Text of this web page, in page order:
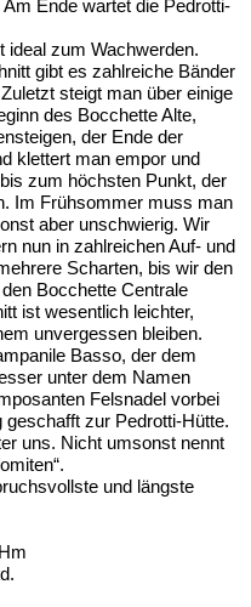
Ende wartet die Pedrotti-
ideal zum Wachwerden.
gibt es zahlreiche Bänder
steigt man über einige
des Bocchette Alte,
der Ende der
klettert man empor und
zum höchsten Punkt, der
Im Frühsommer muss man
aber unschwierig. Wir
nun in zahlreichen Auf- und
Scharten, bis wir den
Bocchette Centrale
ist wesentlich leichter,
unvergessen bleiben.
Basso, der dem
unter dem Namen
Felsnadel vorbei
zur Pedrotti-Hütte.
uns. Nicht umsonst nennt
und längste